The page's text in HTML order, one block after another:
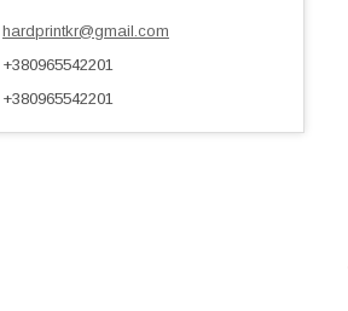
hardprintkr@gmail.com
+380965542201
+380965542201